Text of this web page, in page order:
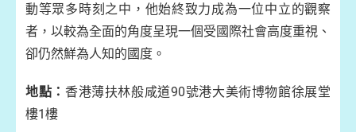
動等眾多時刻之中，他始終致力成為一位中立的觀察
者，以較為全面的角度呈現一個受國際社會高度重視、
卻仍然鮮為人知的國度。
地點： 香港薄扶林般咸道90號港大美術博物館徐展堂
樓1樓